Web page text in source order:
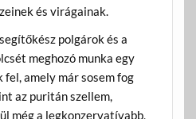
és virágainak.
polgárok és a
meghozó munka egy
amely már sosem fog
az puritán szellem,
még a legkonzervatívabb,